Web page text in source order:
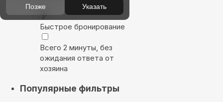
Быстрое бронирование
Всего 2 минуты, без
ожидания ответа от
хозяина
Популярные фильтры
Позже Указать